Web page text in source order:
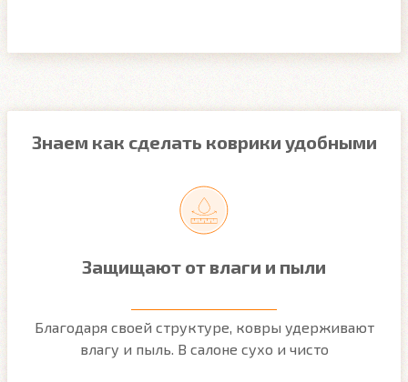
Знаем как сделать коврики удобными
Защищают от влаги и пыли
Благодаря своей структуре, ковры удерживают
влагу и пыль. В салоне сухо и чисто